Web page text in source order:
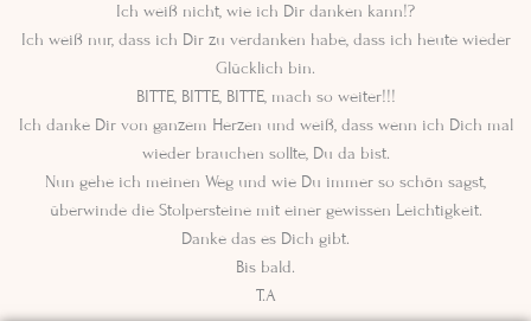
Ich weiß nicht, wie ich Dir danken kann!?
Ich weiß nur, dass ich Dir zu verdanken habe, dass ich heute wieder
Glücklich bin.
BITTE, BITTE, BITTE, mach so weiter!!!
Ich danke Dir von ganzem Herzen und weiß, dass wenn ich Dich mal
wieder brauchen sollte, Du da bist.
Nun gehe ich meinen Weg und wie Du immer so schön sagst,
überwinde die Stolpersteine mit einer gewissen Leichtigkeit.
Danke das es Dich gibt.
Bis bald.
T.A